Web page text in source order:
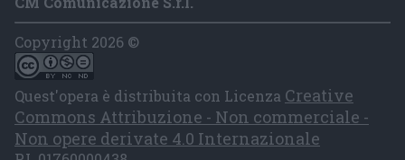
Copyright 2026 ©
Quest'opera è distribuita con Licenza Creative
Commons Attribuzione - Non commerciale -
Non opere derivate 4.0 Internazionale